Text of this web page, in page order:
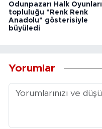
Odunpazarı Halk Oyunları
topluluğu "Renk Renk
Anadolu" gösterisiyle
büyüledi
Yorumlar